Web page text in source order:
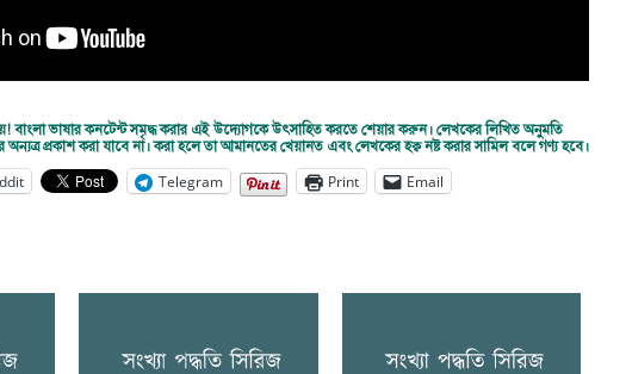
বাংলা ভাষার কনটেন্ট সমৃদ্ধ করার এই উদ্যোগকে উৎসাহিত করতে শেয়ার করুন। লেখকের লিখিত অনুমতি
প্রকাশ করা যাবে না। করা হলে তা আমানতের খেয়ানত এবং লেখকের হক্ব নষ্ট করার সামিল বলে গণ্য হবে।
Telegram Print Email